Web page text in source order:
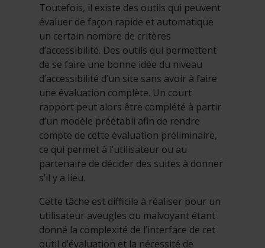
Toutefois, il existe des outils qui peuvent
évaluer de façon rapide et automatique
un certain nombre de critères
d’accessibilité. Des outils qui permettent
de se faire une bonne idée du niveau
d’accessibilité d’un site sans avoir à faire
une évaluation complète. Un court
rapport peut alors être complété à partir
d’un modèle préétabli afin de rendre
compte de cette évaluation préliminaire,
ce qui permet à l’utilisateur ou au
partenaire de décider des suites à donner
s’il y a lieu.
Cette tâche est difficile à réaliser pour un
utilisateur aveugles ou malvoyant étant
donné la complexité de l’interface de cet
outil d’évaluation et la nécessité de